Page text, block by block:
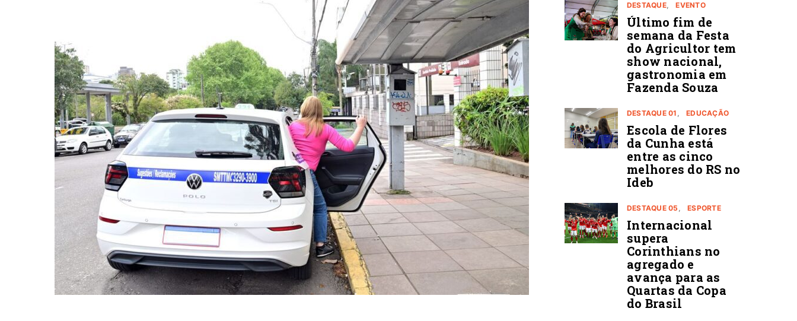
DESTAQUE EVENTO
Último fim de
semana da Festa
do Agricultor tem
show nacional,
gastronomia em
Fazenda Souza
DESTAQUE 01 EDUCAÇÃO
Escola de Flores
da Cunha está
entre as cinco
melhores do RS no
Ideb
DESTAQUE 05 ESPORTE
Internacional
supera
Corinthians no
agregado e
avança para as
Quartas da Copa
do Brasil